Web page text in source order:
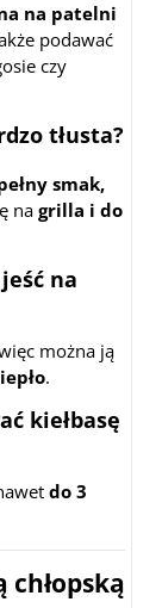
na patelni
podawać
czy
tłusta?
smak,
nagrilla i do
jeść na
można ją
.
kiełbasę
do 3
chłopską